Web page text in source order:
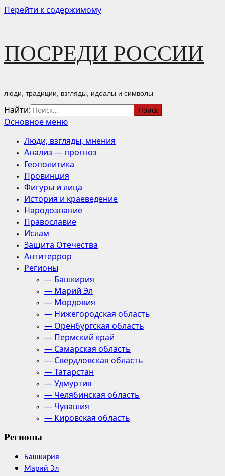
Перейти к содержимому
ПОСРЕДИ РОССИИ
люди, традиции, взгляды, идеалы и символы
Найти:
Основное меню
Люди, взгляды, мнения
Анализ — прогноз
Геополитика
Провинция
Фигуры и лица
История и краеведение
Народознание
Православие
Ислам
Защита Отечества
Антитеррор
Регионы
— Башкирия
— Марий Эл
— Мордовия
— Нижегородская область
— Оренбургская область
— Пермский край
— Самарская область
— Свердловская область
— Татарстан
— Удмуртия
— Челябинская область
— Чувашия
— Кировская область
Регионы
Башкирия
Марий Эл